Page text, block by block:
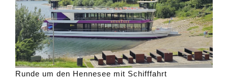
Runde um den Hennesee mit Schifffahrt